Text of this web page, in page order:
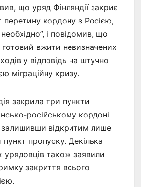
що уряд Фінляндії закриє
перетину кордону з Росією,
і повідомив, що
готовий вжити невизначених
у відповідь на штучно
міграційну кризу.
закрила три пункти
російському кордоні
залишивши відкритим лише
пункт пропуску. Декілька
урядовців також заявили
закриття всього